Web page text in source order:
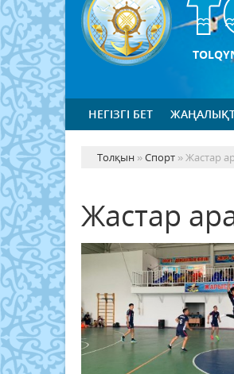
НЕГІЗГІ БЕТ
Толқын »Спорт » Жастар
Жастар